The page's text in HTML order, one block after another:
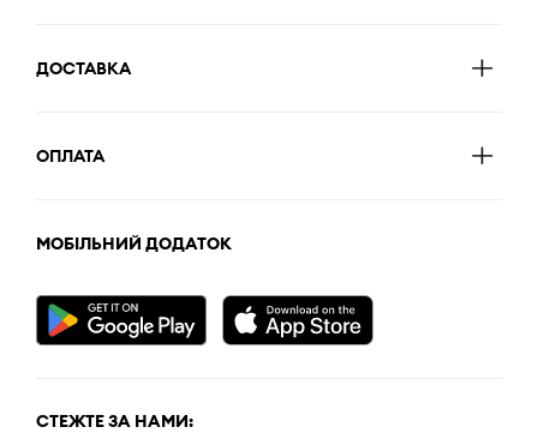
ДОСТАВКА
ОПЛАТА
МОБІЛЬНИЙ ДОДАТОК
СТЕЖТЕ ЗА НАМИ: